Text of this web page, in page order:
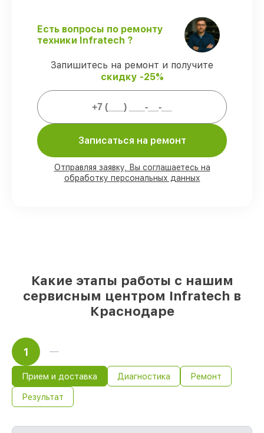
Официальная гарантия
– все все виды
ремонта защищены гарантийной
Мы гарантируем:
присутствии
запчастей Infratech готовы к
доступны для срочного заказа
Оригинальные комплектующие
Есть вопросы по ремонту
техники Infratech ?
Запишитесь на ремонт и получите
скидку -25%
Записаться на ремонт
Отправляя заявку, Вы соглашаетесь на
обработку персональных данных
Какие этапы работы с нашим
сервисным центром Infratech в
Краснодаре
1
Прием и доставка Диагностика Ремонт
Результат